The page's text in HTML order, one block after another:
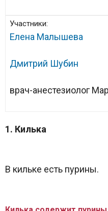
Участники:
Елена Малышева
Дмитрий Шубин
врач-анестезиолог
1. Килька
В кильке есть пурины.